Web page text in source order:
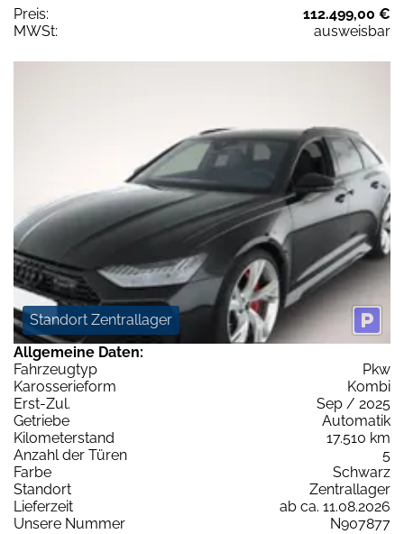
Preis:
112.499,00 €
MWSt:
ausweisbar
Standort Zentrallager
Allgemeine Daten:
Fahrzeugtyp
Pkw
Karosserieform
Kombi
Erst-Zul.
Sep / 2025
Getriebe
Automatik
Kilometerstand
17.510 km
Anzahl der Türen
5
Farbe
Schwarz
Standort
Zentrallager
Lieferzeit
ab ca. 11.08.2026
Unsere Nummer
N907877